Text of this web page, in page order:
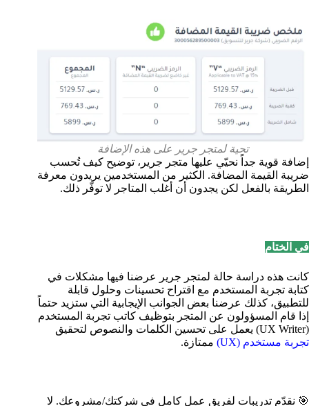
تحية لمتجر جرير على هذه الإضافة
إضافة قوية جداً نحيّي عليها متجر جرير، توضيح كيف تُحسب
ضريبة القيمة المضافة. الكثير من المستخدمين يريدون معرفة
الطريقة بالفعل لكن يجدون أن أغلب المتاجر لا توفّر ذلك.
في الختام
كانت هذه دراسة حالة لمتجر جرير عرضنا فيها مشكلات في
كتابة تجربة المستخدم مع اقتراح تحسينات وحلول قابلة
للتطبيق، كذلك عرضنا بعض الجوانب الإيجابية التي ستزيد حتماً
إذا قام المسؤولون عن المتجر بتوظيف كاتب تجربة المستخدم
(UX Writer) يعمل على تحسين الكلمات والنصوص لتحقيق
تجربة مستخدم (UX)
ممتازة.
🎯 نقدّم تدريبات لفريق عمل كامل في شركتك/مشروعك. لا